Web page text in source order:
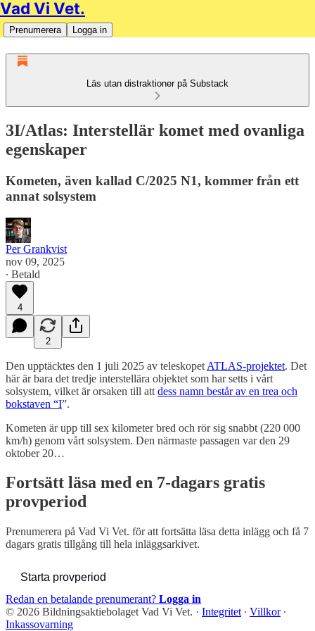
Vad Vi Vet.
Prenumerera Logga in
Läs utan distraktioner på Substack
3I/Atlas: Interstellär komet med ovanliga
egenskaper
Kometen, även kallad C/2025 N1, kommer från ett
annat solsystem
Per Grankvist
nov 09, 2025
∙ Betald
4
2
Den upptäcktes den 1 juli 2025 av teleskopet ATLAS-projektet. Det
här är bara det tredje interstellära objektet som har setts i vårt
solsystem, vilket är orsaken till att dess namn består av en trea och
bokstaven “I”.
Kometen är upp till sex kilometer bred och rör sig snabbt (220 000
km/h) genom vårt solsystem. Den närmaste passagen var den 29
oktober 20…
Fortsätt läsa med en 7-dagars gratis
provperiod
Prenumerera på Vad Vi Vet. för att fortsätta läsa detta inlägg och få 7
dagars gratis tillgång till hela inläggsarkivet.
Starta provperiod
Redan en betalande prenumerant? Logga in
© 2026 Bildningsaktiebolaget Vad Vi Vet. · Integritet ∙ Villkor∙
Inkassovarning